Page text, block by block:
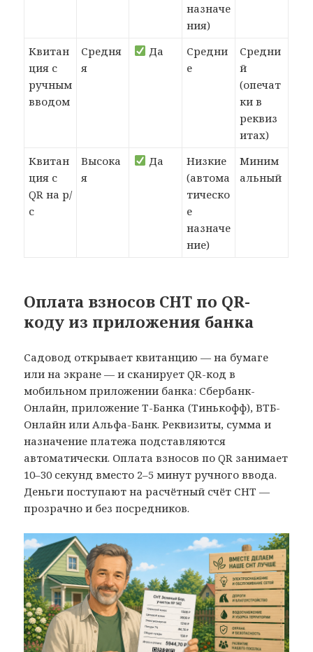
назначе
ния)
Квитан
ция с
ручным
вводом
Средня
я
Да
Средни
е
Средни
й
(опечат
ки в
реквиз
итах)
Квитан
ция с
QR на р/
с
Высока
я
Да
Низкие
(автома
тическо
е
назначе
ние)
Миним
альный
Оплата взносов СНТ по QR-
коду из приложения банка
Садовод открывает квитанцию — на бумаге
или на экране — и сканирует QR-код в
мобильном приложении банка: Сбербанк-
Онлайн, приложение Т-Банка (Тинькофф), ВТБ-
Онлайн или Альфа-Банк. Реквизиты, сумма и
назначение платежа подставляются
автоматически. Оплата взносов по QR занимает
10–30 секунд вместо 2–5 минут ручного ввода.
Деньги поступают на расчётный счёт СНТ —
прозрачно и без посредников.